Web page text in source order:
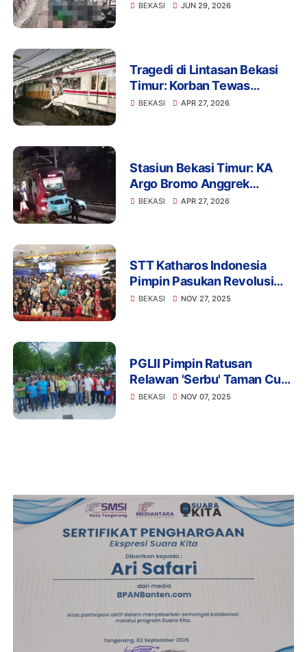
Seruduk Belasan Motor,
BEKASI JUN 29, 2026
Tragedi di Lintasan Bekasi
Timur: Korban Tewas
Tabrakan Argo Bromo dan
BEKASI APR 27, 2026
Stasiun Bekasi Timur: KA
Argo Bromo Anggrek
Hantam KRL, Penumpang
BEKASI APR 27, 2026
STT Katharos Indonesia
Pimpin Pasukan Revolusi
Anti-Narkoba! Bekasi
BEKASI NOV 27, 2025
PGLII Pimpin Ratusan
Relawan 'Serbu' Taman Cut
Mutia: Bekasi Bersih, Hati
BEKASI NOV 07, 2025